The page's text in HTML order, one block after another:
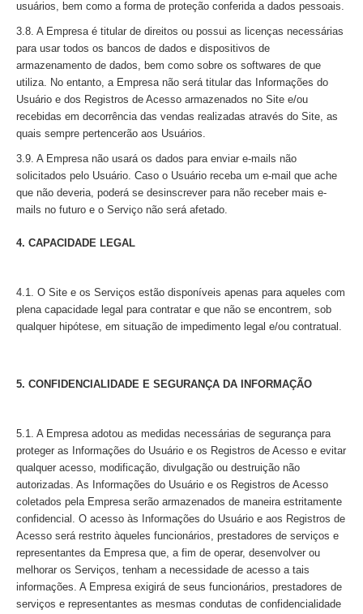
usuários, bem como a forma de proteção conferida a dados pessoais.
3.8. A Empresa é titular de direitos ou possui as licenças necessárias
para usar todos os bancos de dados e dispositivos de
armazenamento de dados, bem como sobre os softwares de que
utiliza. No entanto, a Empresa não será titular das Informações do
Usuário e dos Registros de Acesso armazenados no Site e/ou
recebidas em decorrência das vendas realizadas através do Site, as
quais sempre pertencerão aos Usuários.
3.9. A Empresa não usará os dados para enviar e-mails não
solicitados pelo Usuário. Caso o Usuário receba um e-mail que ache
que não deveria, poderá se desinscrever para não receber mais e-
mails no futuro e o Serviço não será afetado.
4. CAPACIDADE LEGAL
4.1. O Site e os Serviços estão disponíveis apenas para aqueles com
plena capacidade legal para contratar e que não se encontrem, sob
qualquer hipótese, em situação de impedimento legal e/ou contratual.
5. CONFIDENCIALIDADE E SEGURANÇA DA INFORMAÇÃO
5.1. A Empresa adotou as medidas necessárias de segurança para
proteger as Informações do Usuário e os Registros de Acesso e evitar
qualquer acesso, modificação, divulgação ou destruição não
autorizadas. As Informações do Usuário e os Registros de Acesso
coletados pela Empresa serão armazenados de maneira estritamente
confidencial. O acesso às Informações do Usuário e aos Registros de
Acesso será restrito àqueles funcionários, prestadores de serviços e
representantes da Empresa que, a fim de operar, desenvolver ou
melhorar os Serviços, tenham a necessidade de acesso a tais
informações. A Empresa exigirá de seus funcionários, prestadores de
serviços e representantes as mesmas condutas de confidencialidade